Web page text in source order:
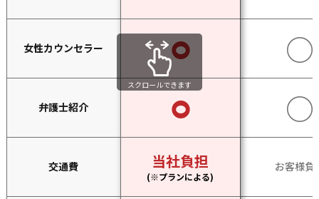
女性３４歳・会社員・枚方市在
女性カウンセラー
弁護士紹介
交通費
⚪︎
⚪︎
当社負担
(※プランによる)
○
○
お客様負
スクロールできます